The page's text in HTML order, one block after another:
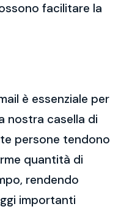
facilitare la
è essenziale per
nostra casella di
persone tendono
quantità di
rendendo
importanti